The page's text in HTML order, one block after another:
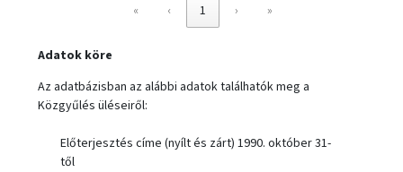
«
‹ 1 › »
Adatok köre
Az adatbázisban az alábbi adatok találhatók meg a
Közgyűlés üléseiről:
Előterjesztés címe (nyílt és zárt) 1990. október 31-
től